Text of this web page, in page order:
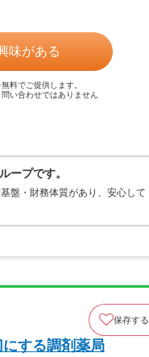
味がある
料でご提供します。
い合わせではありません
ープです。
盤・財務体質があり、安心して
保存する
する調剤薬局